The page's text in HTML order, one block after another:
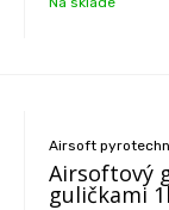
Airsoft
Airsoftový
guličkami